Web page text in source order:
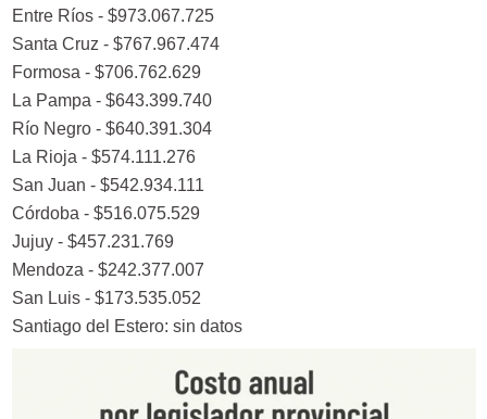
Entre Ríos - $973.067.725
Santa Cruz - $767.967.474
Formosa - $706.762.629
La Pampa - $643.399.740
Río Negro - $640.391.304
La Rioja - $574.111.276
San Juan - $542.934.111
Córdoba - $516.075.529
Jujuy - $457.231.769
Mendoza - $242.377.007
San Luis - $173.535.052
Santiago del Estero: sin datos